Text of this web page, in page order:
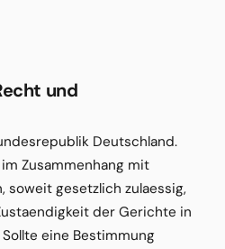
und
Deutschland.
Zusammenhang mit
soweit gesetzlich zulaessig,
der Gerichte in
eine Bestimmung